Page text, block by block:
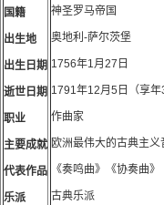
国籍
出生地
出生日期
逝世日期
职业
主要成就
代表作品
乐派
神圣罗马帝国
奥地利-萨尔茨堡
1756年1月27日
1791年12月5日（享年
作曲家
欧洲最伟大的古典主义
《奏鸣曲》《协奏曲》
古典乐派